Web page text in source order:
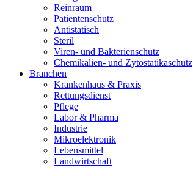
Reinraum
Patientenschutz
Antistatisch
Steril
Viren- und Bakterienschutz
Chemikalien- und Zytostatikaschutz
Branchen
Krankenhaus & Praxis
Rettungsdienst
Pflege
Labor & Pharma
Industrie
Mikroelektronik
Lebensmittel
Landwirtschaft